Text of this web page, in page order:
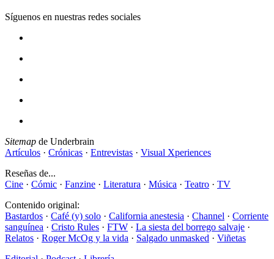
Síguenos en nuestras redes sociales
Sitemap de Underbrain
Artículos · Crónicas · Entrevistas · Visual Xperiences
Reseñas de...
Cine · Cómic · Fanzine · Literatura · Música · Teatro · TV
Contenido original:
Bastardos · Café (y) solo · California anestesia · Channel · Corriente
sanguínea · Cristo Rules · FTW · La siesta del borrego salvaje ·
Relatos · Roger McOg y la vida · Salgado unmasked · Viñetas